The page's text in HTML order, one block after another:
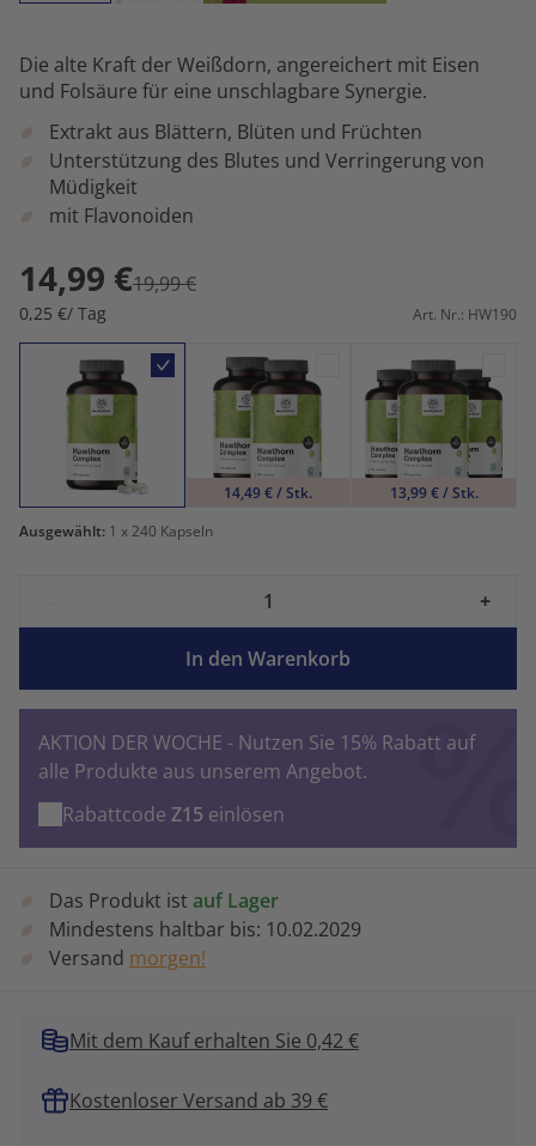
Die alte Kraft der Weißdorn, angereichert mit Eisen
und Folsäure für eine unschlagbare Synergie.
Extrakt aus Blättern, Blüten und Früchten
Unterstützung des Blutes und Verringerung von
Müdigkeit
mit Flavonoiden
14,99 €19,99 €
0,25 €/ Tag Art. Nr.: HW190
14,49 € / Stk.
13,99 € / Stk.
Ausgewählt: 1 x 240 Kapseln
+
In den Warenkorb
AKTION DER WOCHE - Nutzen Sie 15% Rabatt auf
alle Produkte aus unserem Angebot.
Rabattcode Z15 einlösen
Das Produkt ist auf Lager
Mindestens haltbar bis: 10.02.2029
Versand morgen!
Mit dem Kauf erhalten Sie 0,42 €
Kostenloser Versand ab 39 €